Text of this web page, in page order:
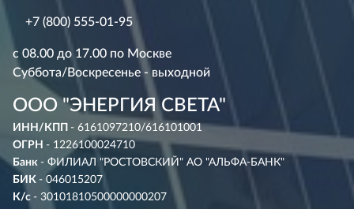
+7 (800) 555-01-95
с 08.00 до 17.00 по Москве
Суббота/Воскресенье - выходной
ООО "ЭНЕРГИЯ СВЕТА"
ИНН/КПП - 6161097210/616101001
ОГРН - 1226100024710
Банк - ФИЛИАЛ "РОСТОВСКИЙ" АО "АЛЬФА-БАНК"
БИК - 046015207
К/с - 30101810500000000207